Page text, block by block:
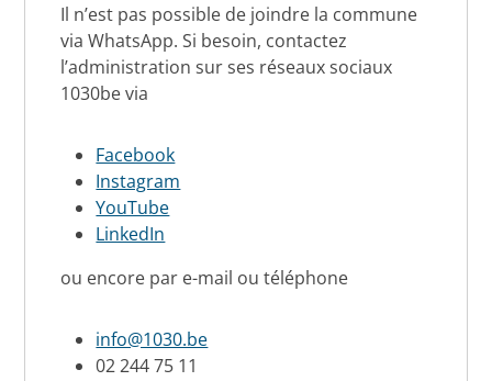
Il n’est pas possible de joindre la commune
via WhatsApp. Si besoin, contactez
l’administration sur ses réseaux sociaux
1030be via
Facebook
Instagram
YouTube
LinkedIn
ou encore par e-mail ou téléphone
info@1030.be
02 244 75 11